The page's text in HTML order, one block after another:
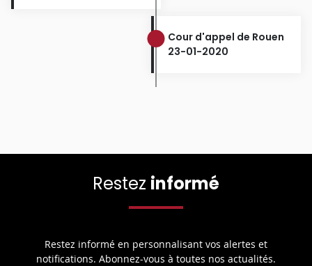
Cour d'appel de Rouen
23-01-2020
Restez informé
Restez informé en personnalisant vos alertes et
notifications. Abonnez-vous à toutes nos actualités.